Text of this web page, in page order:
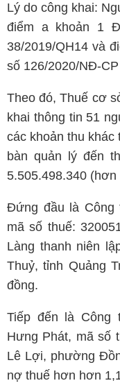
Lý do công khai:
điểm a khoản 1
38/2019/QH14 và
số 126/2020/NĐ-
Theo đó, Thuế cơ
khai thông tin 51
các khoản thu
bàn quản lý đến
5.505.498.340 (hơn
Đứng đầu là Công
mã số thuế:
Làng thanh niên
Thuỷ, tỉnh Quảng
đồng.
Tiếp đến là Công
Hưng Phát, mã số
Lê Lợi, phường
nợ thuế hơn hơn